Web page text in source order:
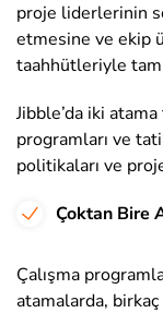
proje liderlerinin
etmesine ve ekip
taahhütleriyle tam
Jibble’da iki
programları ve
politikaları ve
Çoktan Bire
Çalışma
atamalarda,